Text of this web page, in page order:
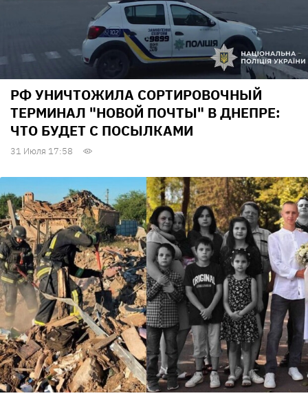
РФ УНИЧТОЖИЛА СОРТИРОВОЧНЫЙ
ТЕРМИНАЛ "НОВОЙ ПОЧТЫ" В ДНЕПРЕ:
ЧТО БУДЕТ С ПОСЫЛКАМИ
31 Июля 17:58